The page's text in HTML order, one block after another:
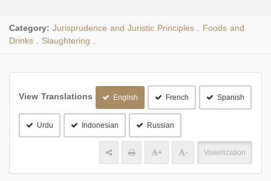
Category: Jurisprudence and Juristic Principles Foods and
Drinks Slaughtering
View Translations English French Spanish
Urdu Indonesian Russian
+ - Vowelization